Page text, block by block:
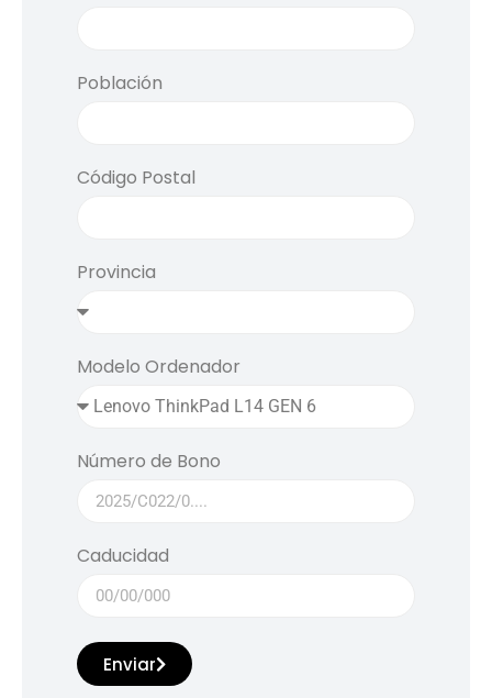
Población
Código Postal
Provincia
Modelo Ordenador
Número de Bono
Caducidad
Enviar